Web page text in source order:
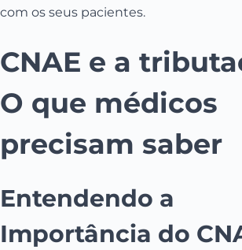
com os seus pacientes.
CNAE e a
O que médicos
precisam saber
Entendendo a
Importância do